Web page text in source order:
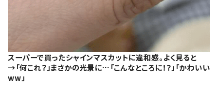
スーパーで買ったシャインマスカットに違和感。よく見ると
→「何これ？」まさかの光景に…「こんなところに！？」「かわいい
ww」